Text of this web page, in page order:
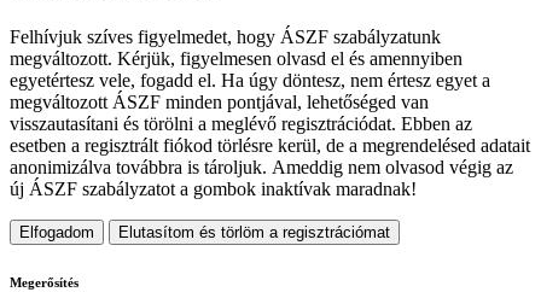
Felhívjuk szíves figyelmedet, hogy ÁSZF szabályzatunk
megváltozott. Kérjük, figyelmesen olvasd el és amennyiben
egyetértesz vele, fogadd el. Ha úgy döntesz, nem értesz egyet a
megváltozott ÁSZF minden pontjával, lehetőséged van
visszautasítani és törölni a meglévő regisztrációdat. Ebben az
esetben a regisztrált fiókod törlésre kerül, de a megrendelésed adatait
anonimizálva továbbra is tároljuk. Ameddig nem olvasod végig az
új ÁSZF szabályzatot a gombok inaktívak maradnak!
Elfogadom Elutasítom és törlöm a regisztrációmat
Megerősítés